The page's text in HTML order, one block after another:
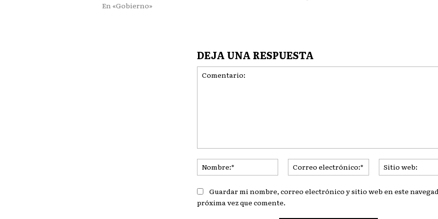
En «Gobierno»
DEJA UNA RESPUESTA
Nombre:*
Correo
electrónico:*
Guardar mi nombre, correo electrónico y sitio web en este
próxima vez que comente.